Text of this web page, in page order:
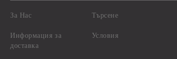
За Нас
Информация за
доставка
Търсене
Условия